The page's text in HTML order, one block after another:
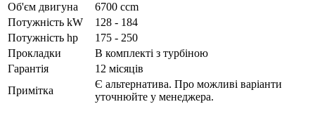
Об'єм двигуна
6700 ccm
Потужність kW
128 - 184
Потужність hp
175 - 250
Прокладки
В комплекті з турбіною
Гарантія
12 місяців
Примітка
Є альтернатива. Про можливі варіанти
уточнюйте у менеджера.